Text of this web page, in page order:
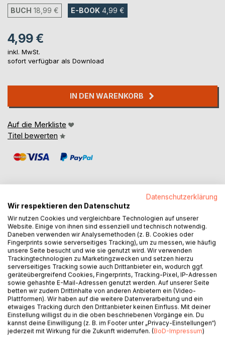
BUCH 18,99 € E-BOOK 4,99 €
4,99 €
inkl. MwSt.
sofort verfügbar als Download
IN DEN WARENKORB
Auf die Merkliste
Titel bewerten
BESCHREIBUNG
Was würdest du tun, wenn du nicht wüsstest, wer du bist?
Wenn du dir einen fremden Namen geben müsstest, um
dich selbst als Mensch zu sehen? So geht es einer jungen
Frau, die keine Erinnerung an ihr vorheriges Leben hat und
die sich nun Milena nennt. Verzweifelt muss sie in einem
fremden Land ums Überleben kämpfen.
Zur gleichen Zeit erfährt Albert von Sterzenbach von einem
schrecklichen Autounfall, in den sein enger Freund
Sebastian verwickelt ist. Der Unfall fordert das Leben von
Sebastians Ehefrau. Albert ist schockiert.
Datenschutzerklärung
Wir respektieren den Datenschutz
Wir nutzen Cookies und vergleichbare Technologien auf unserer
Website. Einige von ihnen sind essenziell und technisch notwendig.
Daneben verwenden wir Analysemethoden (z. B. Cookies oder
Fingerprints sowie serverseitiges Tracking), um zu messen, wie häufig
unsere Seite besucht und wie sie genutzt wird. Wir verwenden
Trackingtechnologien zu Marketingzwecken und setzen hierzu
serverseitiges Tracking sowie auch Drittanbieter ein, wodurch ggf.
geräteübergreifend Cookies, Fingerprints, Tracking-Pixel, IP-Adressen
sowie gehashte E-Mail-Adressen genutzt werden. Auf unserer Seite
betten wir zudem Drittinhalte von anderen Anbietern ein (Video-
Plattformen). Wir haben auf die weitere Datenverarbeitung und ein
etwaiges Tracking durch den Drittanbieter keinen Einfluss. Mit deiner
Einstellung willigst du in die oben beschriebenen Vorgänge ein. Du
kannst deine Einwilligung (z. B. im Footer unter „Privacy-Einstellungen“)
jederzeit mit Wirkung für die Zukunft widerrufen. (BoD-Impressum)